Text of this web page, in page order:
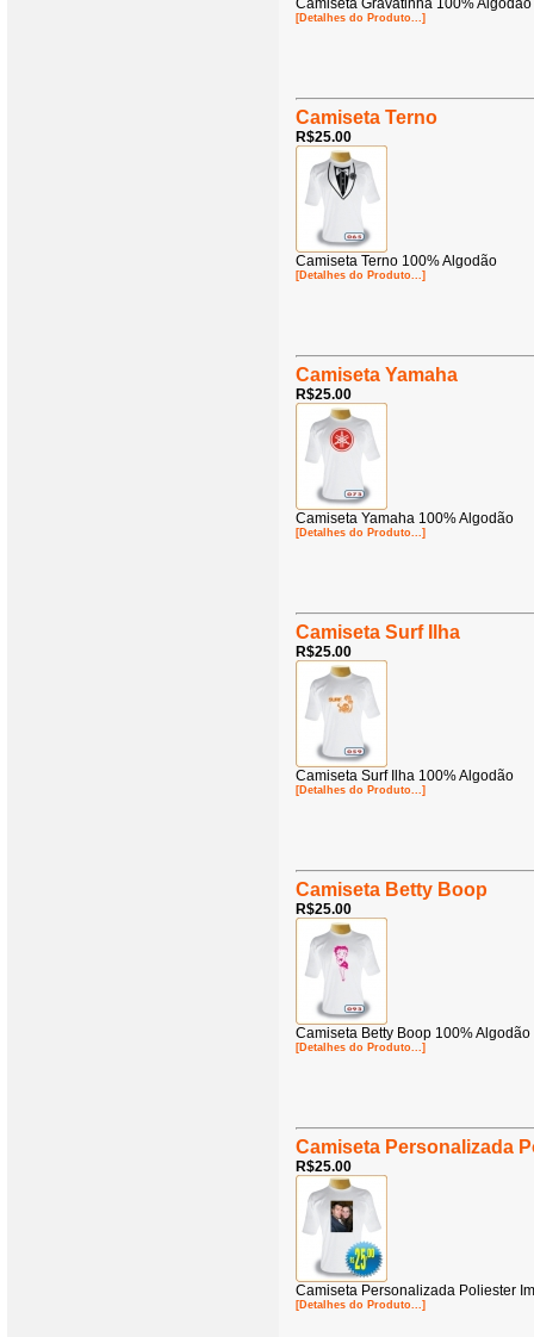
[Detalhes do Produto...]
Camiseta Terno
R$25.00
Camiseta Terno 100% Algodão
[Detalhes do Produto...]
Camiseta Yamaha
R$25.00
Camiseta Yamaha 100% Algodão
[Detalhes do Produto...]
Camiseta Surf Ilha
R$25.00
Camiseta Surf Ilha 100% Algodão
[Detalhes do Produto...]
Camiseta Betty Boop
R$25.00
Camiseta Betty Boop 100% Algodão
[Detalhes do Produto...]
Camiseta Personalizada
R$25.00
Camiseta Personalizada Poliester
[Detalhes do Produto...]